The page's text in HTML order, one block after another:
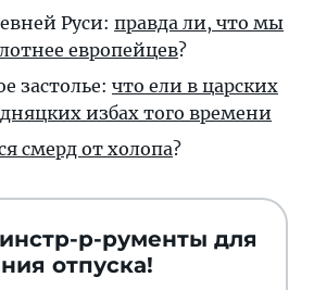
Руси: правда ли, что мы
европейцев?
застолье: что ели в царских
избах того времени
смерд от холопа?
р-рументы для
отпуска!